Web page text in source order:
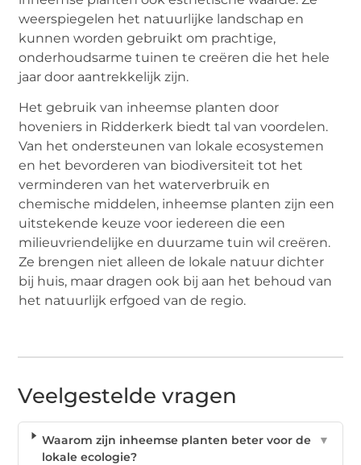
weerspiegelen het natuurlijke landschap en
kunnen worden gebruikt om prachtige,
onderhoudsarme tuinen te creëren die het hele
jaar door aantrekkelijk zijn.
Het gebruik van inheemse planten door
hoveniers in Ridderkerk biedt tal van voordelen.
Van het ondersteunen van lokale ecosystemen
en het bevorderen van biodiversiteit tot het
verminderen van het waterverbruik en
chemische middelen, inheemse planten zijn een
uitstekende keuze voor iedereen die een
milieuvriendelijke en duurzame tuin wil creëren.
Ze brengen niet alleen de lokale natuur dichter
bij huis, maar dragen ook bij aan het behoud van
het natuurlijk erfgoed van de regio.
Veelgestelde vragen
Waarom zijn inheemse planten beter voor de
lokale ecologie?
▼